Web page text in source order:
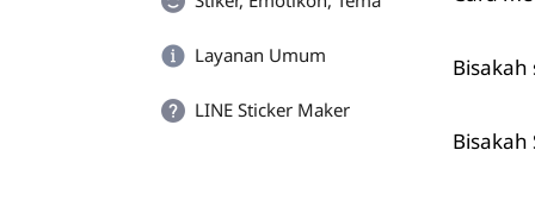
Layanan Umum
LINE Sticker Maker